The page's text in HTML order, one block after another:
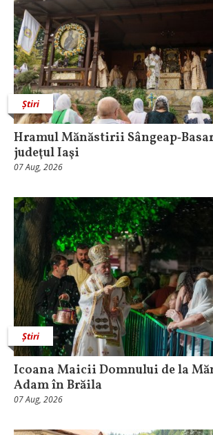
Știri
Hramul Mănăstirii
judeţul Iaşi
07 Aug, 2026
Știri
Icoana Maicii Domnului de la
Adam în Brăila
07 Aug, 2026